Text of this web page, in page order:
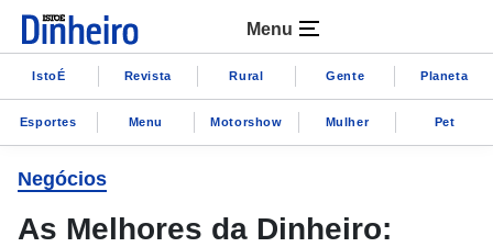
Menu
IstoÉ Revista Rural Gente Planeta
Esportes Menu Motorshow Mulher Pet
Negócios
As Melhores da Dinheiro: